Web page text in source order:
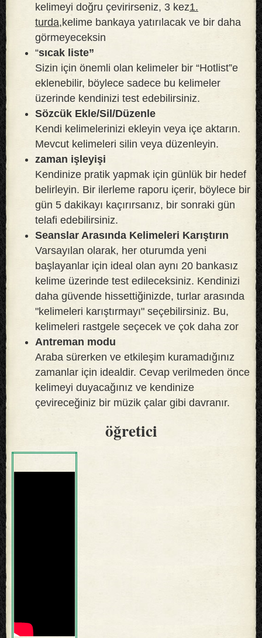
kelimeyi doğru çevirirseniz, 3 kez1.
turda,kelime bankaya yatırılacak ve bir daha
görmeyeceksin
“sıcak liste”
Sizin için önemli olan kelimeler bir “Hotlist”e
eklenebilir, böylece sadece bu kelimeler
üzerinde kendinizi test edebilirsiniz.
Sözcük Ekle/Sil/Düzenle
Kendi kelimelerinizi ekleyin veya içe aktarın.
Mevcut kelimeleri silin veya düzenleyin.
zaman işleyişi
Kendinize pratik yapmak için günlük bir hedef
belirleyin. Bir ilerleme raporu içerir, böylece bir
gün 5 dakikayı kaçırırsanız, bir sonraki gün
telafi edebilirsiniz.
Seanslar Arasında Kelimeleri Karıştırın
Varsayılan olarak, her oturumda yeni
başlayanlar için ideal olan aynı 20 bankasız
kelime üzerinde test edileceksiniz. Kendinizi
daha güvende hissettiğinizde, turlar arasında
"kelimeleri karıştırmayı" seçebilirsiniz. Bu,
kelimeleri rastgele seçecek ve çok daha zor
Antreman modu
Araba sürerken ve etkileşim kuramadığınız
zamanlar için idealdir. Cevap verilmeden önce
kelimeyi duyacağınız ve kendinize
çevireceğiniz bir müzik çalar gibi davranır.
öğretici